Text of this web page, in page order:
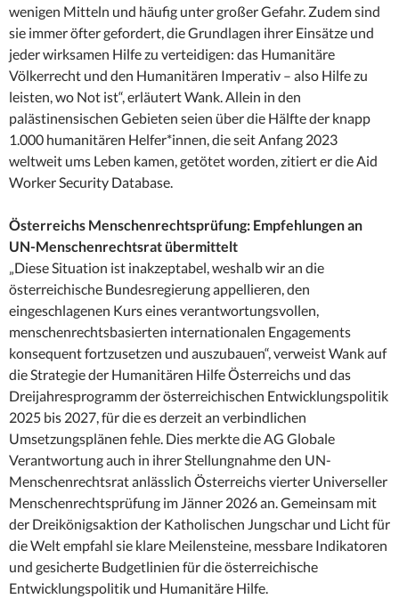
wenigen Mitteln und häufig unter großer Gefahr. Zudem sind
sie immer öfter gefordert, die Grundlagen ihrer Einsätze und
jeder wirksamen Hilfe zu verteidigen: das Humanitäre
Völkerrecht und den Humanitären Imperativ – also Hilfe zu
leisten, wo Not ist“, erläutert Wank. Allein in den
palästinensischen Gebieten seien über die Hälfte der knapp
1.000 humanitären Helfer*innen, die seit Anfang 2023
weltweit ums Leben kamen, getötet worden, zitiert er die Aid
Worker Security Database.
Österreichs Menschenrechtsprüfung: Empfehlungen an
UN-Menschenrechtsrat übermittelt
„Diese Situation ist inakzeptabel, weshalb wir an die
österreichische Bundesregierung appellieren, den
eingeschlagenen Kurs eines verantwortungsvollen,
menschenrechtsbasierten internationalen Engagements
konsequent fortzusetzen und auszubauen“, verweist Wank auf
die Strategie der Humanitären Hilfe Österreichs und das
Dreijahresprogramm der österreichischen Entwicklungspolitik
2025 bis 2027, für die es derzeit an verbindlichen
Umsetzungsplänen fehle. Dies merkte die AG Globale
Verantwortung auch in ihrer Stellungnahme den UN-
Menschenrechtsrat anlässlich Österreichs vierter Universeller
Menschenrechtsprüfung im Jänner 2026 an. Gemeinsam mit
der Dreikönigsaktion der Katholischen Jungschar und Licht für
die Welt empfahl sie klare Meilensteine, messbare Indikatoren
und gesicherte Budgetlinien für die österreichische
Entwicklungspolitik und Humanitäre Hilfe.